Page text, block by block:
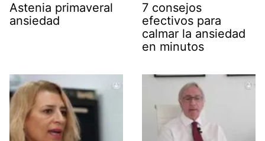
Astenia primaveral
ansiedad
7 consejos
efectivos para
calmar la ansiedad
en minutos